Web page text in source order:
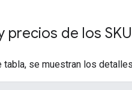
y precios de los
tabla, se muestran los